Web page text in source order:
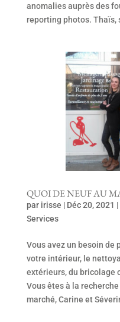
anomalies auprès des
reporting photos. Thaïs,
QUOI DE NEUF AU
par irisse | Déc 20, 2021 |
Services
Vous avez un besoin de
votre intérieur, le
extérieurs, du bricolage
Vous êtes à la recherche
marché, Carine et